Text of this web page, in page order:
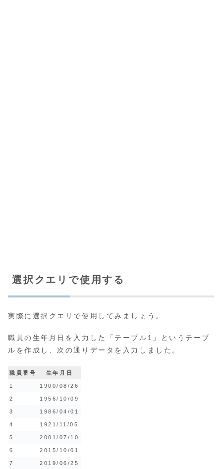
選択クエリで使用する
実際に選択クエリで使用してみましょう。
職員の生年月日を入力した「テーブル1」というテーブ
ルを作成し、次の通りデータを入力しました。
職員番号 生年月日
1 1900/08/26
2 1956/10/09
3 1986/04/01
4 1921/11/05
5 2001/07/10
6 2015/10/01
7 2019/06/25